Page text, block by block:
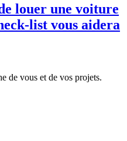
louer une voiture
list vous aidera
de vous et de vos projets.